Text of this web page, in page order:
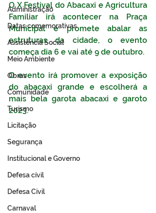
Administração
Datas comemorativas
Assistência Social
Meio Ambiente
Obras
Comunidade
Turismo
Licitação
Segurança
Institucional e Governo
Defesa cívil
Defesa Civil
Carnaval
O X Festival do Abacaxi e Agricultura
Familiar irá acontecer na Praça
Municipal e promete abalar as
estruturas da cidade, o evento
começa dia 6 e vai até 9 de outubro.
O evento irá promover a exposição
do abacaxi grande e escolherá a
mais bela garota abacaxi e garoto
2023.